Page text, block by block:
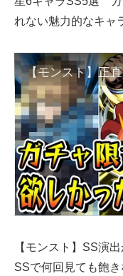
れない魅力的なキャ
【モンスト】SS演
SSで何回見ても飽